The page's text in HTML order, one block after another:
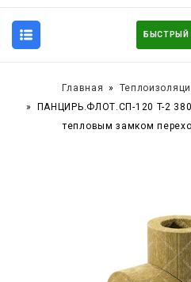
БЫСТРЫЙ
Главная
ПАНЦИРЬ.ФЛОТ.СП-120 T-2
тепловым замком